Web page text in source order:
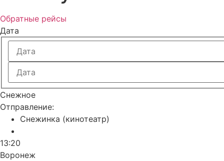
Обратные рейсы
Дата
Снежное
Отправление:
Снежинка (кинотеатр)
13:20
Воронеж